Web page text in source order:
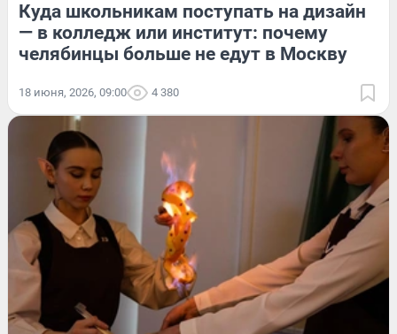
Куда школьникам поступать на дизайн
— в колледж или институт: почему
челябинцы больше не едут в Москву
18 июня, 2026, 09:00 4 380